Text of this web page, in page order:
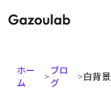
ホー
ム
>ブロ
グ
>